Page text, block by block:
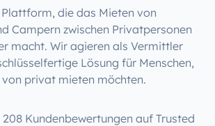
die das Mieten von
Campern zwischen Privatpersonen
macht. Wir agieren als Vermittler
Lösung für Menschen,
privat mieten möchten.
Kundenbewertungen auf Trusted